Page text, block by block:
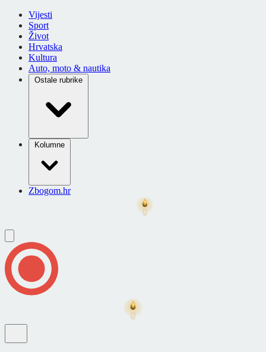
Vijesti
Sport
Život
Hrvatska
Kultura
Auto, moto & nautika
Ostale rubrike
Kolumne
Zbogom.hr